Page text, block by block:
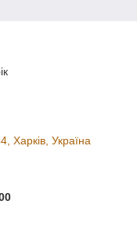
Харків, Україна